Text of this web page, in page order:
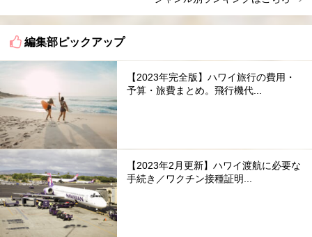
編集部ピックアップ
【2023年完全版】ハワイ旅行の費用・
予算・旅費まとめ。飛行機代...
【2023年2月更新】ハワイ渡航に必要な
手続き／ワクチン接種証明...